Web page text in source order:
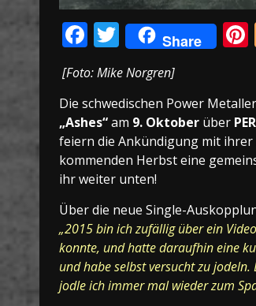
Facebook
Twitter
Share
[Foto: Mike Norgren]
Die schwedischen Power Metaller
„Ashes“am 9. Oktober über
feiern die Ankündigung mit
kommenden Herbst eine
ihr weiter unten!
Über die neue Single-
„2015 bin ich zufällig über ein
konnte, und hatte daraufhin eine
und habe selbst versucht zu
jodle ich immer mal wieder zum